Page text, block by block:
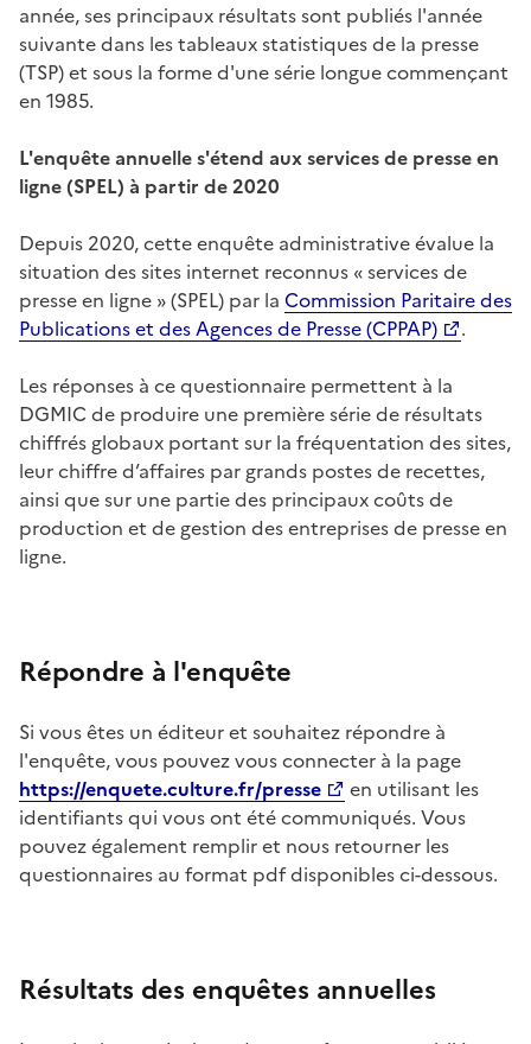
année, ses principaux résultats sont publiés l'année
suivante dans les tableaux statistiques de la presse
(TSP) et sous la forme d'une série longue commençant
en 1985.
L'enquête annuelle s'étend aux services de presse en
ligne (SPEL) à partir de 2020
Depuis 2020, cette enquête administrative évalue la
situation des sites internet reconnus « services de
presse en ligne » (SPEL) par la Commission Paritaire des
Publications et des Agences de Presse (CPPAP)
.
Les réponses à ce questionnaire permettent à la
DGMIC de produire une première série de résultats
chiffrés globaux portant sur la fréquentation des sites,
leur chiffre d’affaires par grands postes de recettes,
ainsi que sur une partie des principaux coûts de
production et de gestion des entreprises de presse en
ligne.
Répondre à l'enquête
Si vous êtes un éditeur et souhaitez répondre à
l'enquête, vous pouvez vous connecter à la page
https://enquete.culture.fr/presse
en utilisant les
identifiants qui vous ont été communiqués. Vous
pouvez également remplir et nous retourner les
questionnaires au format pdf disponibles ci-dessous.
Résultats des enquêtes annuelles